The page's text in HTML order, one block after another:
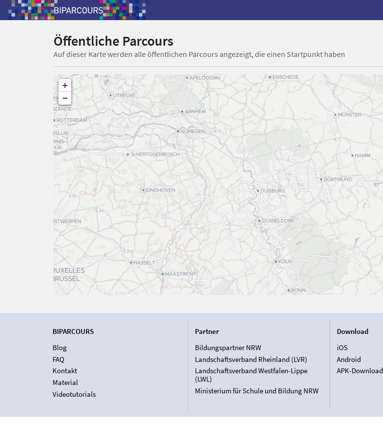
Öffentliche Parcours
Auf dieser Karte werden alle öffentlichen Parcours angezeigt, die einen Startpunkt haben
+
−
BIPARCOURS
Blog
FAQ
Kontakt
Material
Videotutorials
Partner
Bildungspartner NRW
Landschaftsverband Rheinland (LVR)
Landschaftsverband Westfalen-Lippe
(LWL)
Ministerium für Schule und Bildung NRW
Download
iOS
Android
APK-Download